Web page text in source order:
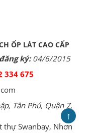
ỐP LÁT CAO CẤP
ký:04/6/2015
334 675
Tân Phú, Quận 7,
thự Swanbay, Nhơn
↑